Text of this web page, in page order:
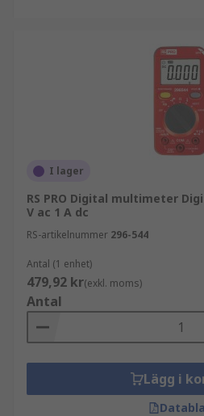
I lager
RS PRO Digital multimeter
V ac 1 A dc
RS-artikelnummer 296-544
Antal (1 enhet)
479,92 kr(exkl. moms)
Antal
Lägg i